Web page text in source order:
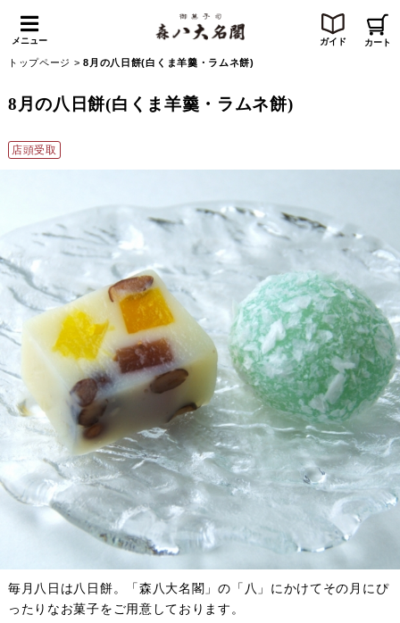
メニュー ガイド カート
トップページ >8月の八日餅(白くま羊羹・ラムネ餅)
8月の八日餅(白くま羊羹・ラムネ餅)
店頭受取
毎月八日は八日餅。「森八大名閣」の「八」にかけてその月にぴ
ったりなお菓子をご用意しております。